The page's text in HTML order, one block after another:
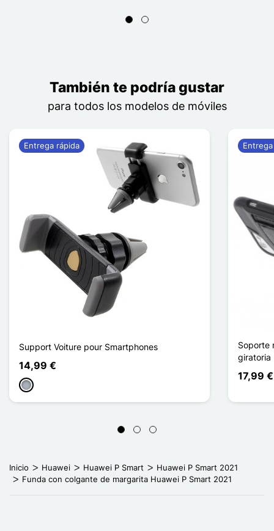
También te podría gustar
para todos los modelos de móviles
Support Voiture pour Smartphones
14,99 €
Gris
Entrega rápida
Soporte
giratoria
17,99 €
Inicio Huawei Huawei P Smart
Huawei P Smart 2021
Funda con colgante de margarita Huawei P Smart 2021